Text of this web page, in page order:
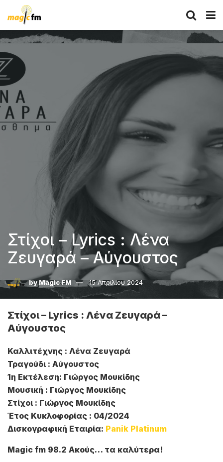
Στίχοι – Lyrics : Λένα
Ζευγαρά – Αύγουστος
byMagic FM 15 Απριλίου 2024
Στίχοι – Lyrics : Λένα Ζευγαρά –
Αύγουστος
Καλλιτέχνης : Λένα Ζευγαρά
Τραγούδι : Αύγουστος
1η Εκτέλεση: Γιώργος Μουκίδης
Μουσική : Γιώργος Μουκίδης
Στίχοι : Γιώργος Μουκίδης
Έτος Κυκλοφορίας : 04/2024
Δισκογραφική Εταιρία: Panik Platinum
Magic fm 98.2 Ακούς… τα καλύτερα!